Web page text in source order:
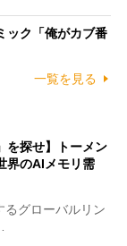
ク「俺がカブ番
一覧を見る
を探せ】トーメン
界のAIメモリ需
グローバルリン